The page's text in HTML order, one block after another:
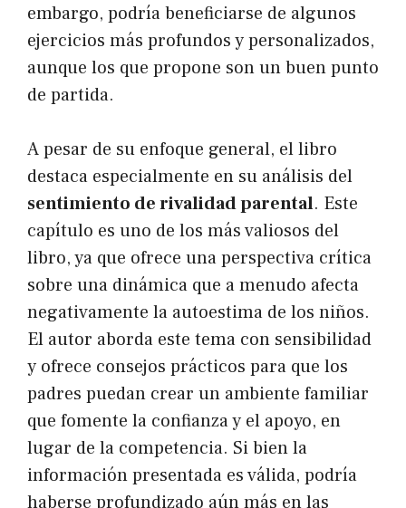
embargo, podría beneficiarse de algunos
ejercicios más profundos y personalizados,
aunque los que propone son un buen punto
de partida.
A pesar de su enfoque general, el libro
destaca especialmente en su análisis del
sentimiento de rivalidad parental. Este
capítulo es uno de los más valiosos del
libro, ya que ofrece una perspectiva crítica
sobre una dinámica que a menudo afecta
negativamente la autoestima de los niños.
El autor aborda este tema con sensibilidad
y ofrece consejos prácticos para que los
padres puedan crear un ambiente familiar
que fomente la confianza y el apoyo, en
lugar de la competencia. Si bien la
información presentada es válida, podría
haberse profundizado aún más en las